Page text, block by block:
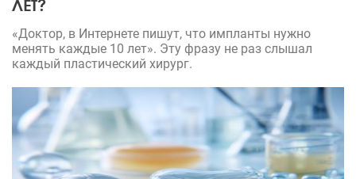
ЛЕТ?
«Доктор, в Интернете пишут, что импланты нужно
менять каждые 10 лет». Эту фразу не раз слышал
каждый пластический хирург.